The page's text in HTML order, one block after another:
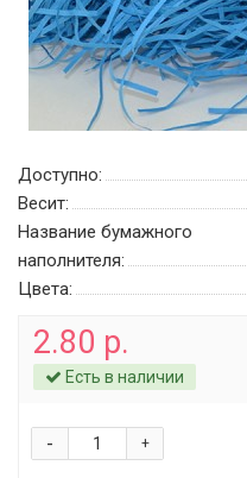
Доступно:
Весит:
Название бумажного
наполнителя:
Цвета:
2.80 р.
Есть в наличии
+
-